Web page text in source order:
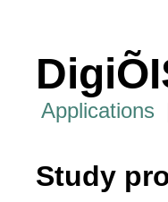
Applications
Study